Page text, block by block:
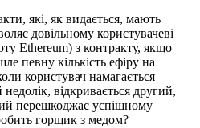
які, як видається, мають
довільному користувачеві
Ethereum) з контракту, якщо
певну кількість ефіру на
користувач намагається
відкривається другий,
перешкоджає успішному
горщик з медом?